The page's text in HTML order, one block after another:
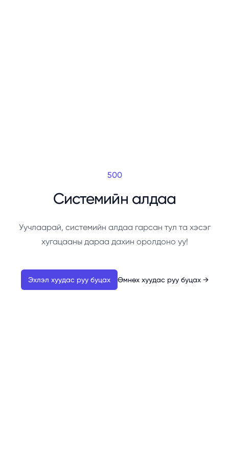
500
Системийн алдаа
Уучлаарай, системийн алдаа гарсан тул та хэсэг
хугацааны дараа дахин оролдоно уу!
Эхлэл хуудас руу буцах Өмнөх хуудас руу буцах →